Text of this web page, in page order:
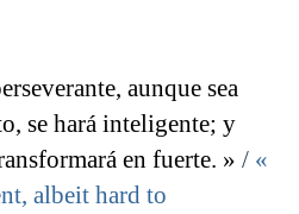
aunque sea
se hará inteligente; y
en fuerte. » / «
albeit hard to